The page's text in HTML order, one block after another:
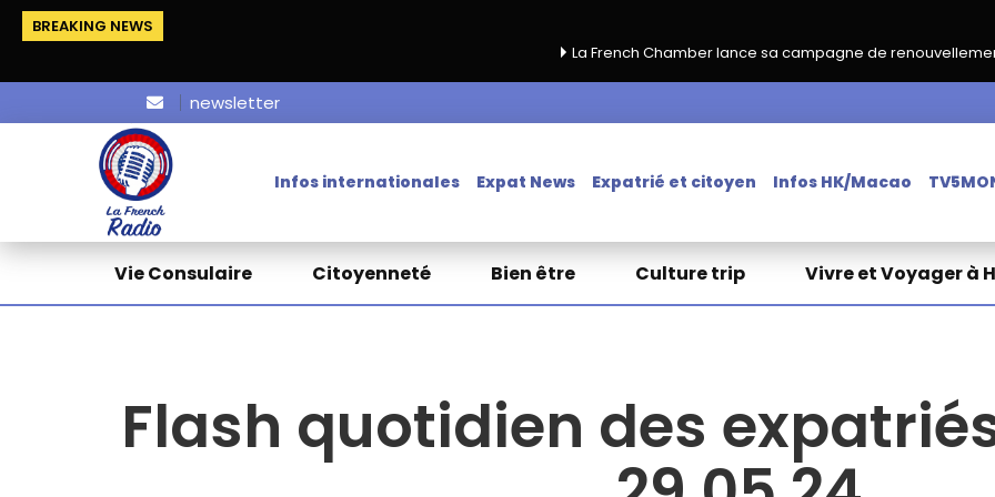
BREAKING NEWS
La French Chamber lance sa campagne de renouvellement 2026‑2027
newsletter
Infos internationales Expat News Expatrié et citoyen Infos HK/Macao
Vie Consulaire Citoyenneté Bien être Culture trip Vivre et Voyager à
Flash quotidien des